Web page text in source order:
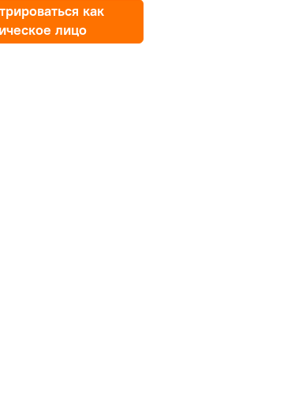
как
лицо